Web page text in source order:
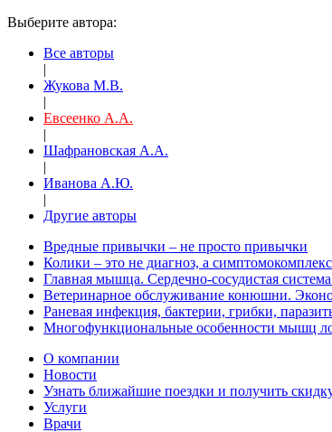
Выберите автора:
Все авторы
|
Жукова М.В.
|
Евсеенко А.А.
|
Шафрановская А.А.
|
Иванова А.Ю.
|
Другие авторы
Вредные привычки – не просто привычки
Колики – это не диагноз, а симптомокомплекс
Главная мышца. Сердечно-сосудистая
Ветеринарное обслуживание конюшни.
Раневая инфекция, бактерии, грибки,
Многофункциональные особенности мышц
О компании
Новости
Узнать ближайшие поездки и получить
Услуги
Врачи